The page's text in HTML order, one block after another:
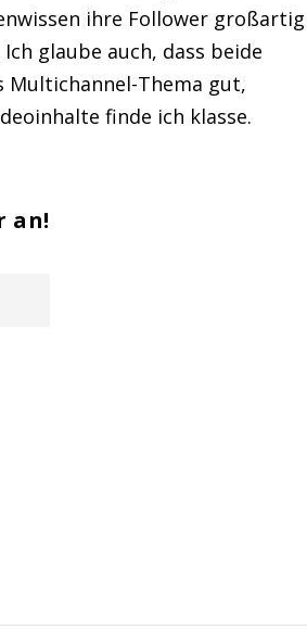
ihre Follower großartig
glaube auch, dass beide
Multichannel-Thema gut,
finde ich klasse.
an!